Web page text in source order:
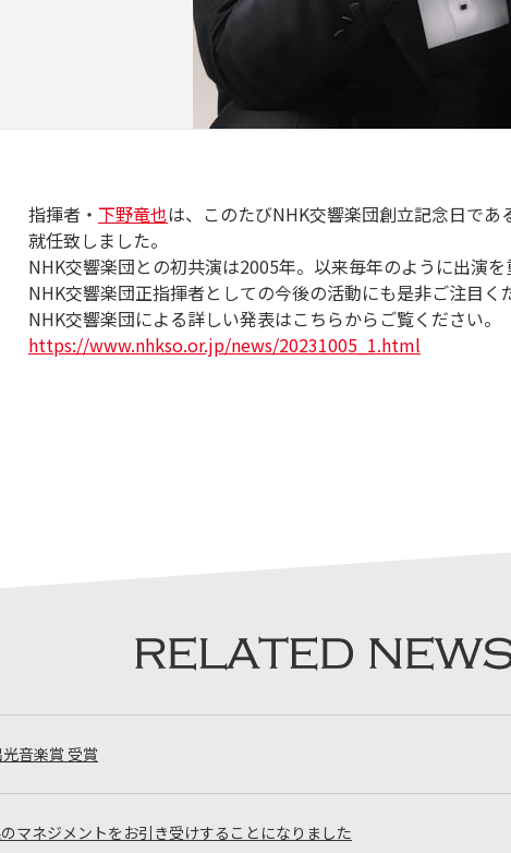
指揮者・ 下野竜也は、このたびNHK交響楽団創立記念日で
就任致しました。
NHK交響楽団との初共演は2005年。以来毎年のように出演
NHK交響楽団正指揮者としての今後の活動にも是非ご注目く
NHK交響楽団による詳しい発表はこちらからご覧ください。
https://www.nhkso.or.jp/news/20231005_1.html
音楽賞 受賞
マネジメントをお引き受けすることになりました